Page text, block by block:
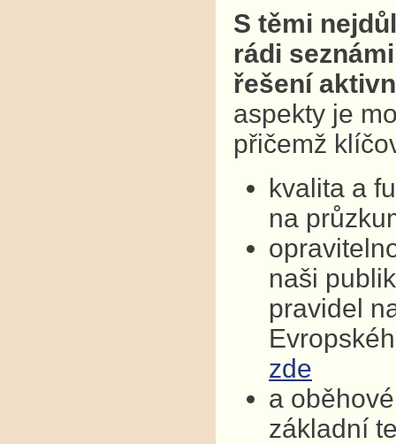
S těmi
rádi
řešení
aspekty je
přičemž
kvalita a
na
naši
pravidel
zde
a
základní